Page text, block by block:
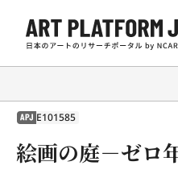
APJ E101585